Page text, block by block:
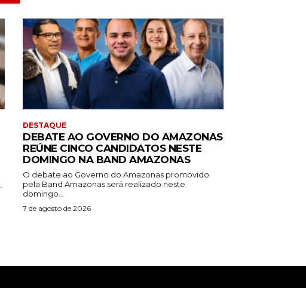
DESTAQUE
DEBATE AO GOVERNO DO AMAZONAS
REÚNE CINCO CANDIDATOS NESTE
DOMINGO NA BAND AMAZONAS
O debate ao Governo do Amazonas promovido
pela Band Amazonas será realizado neste
domingo...
7 de agosto de 2026